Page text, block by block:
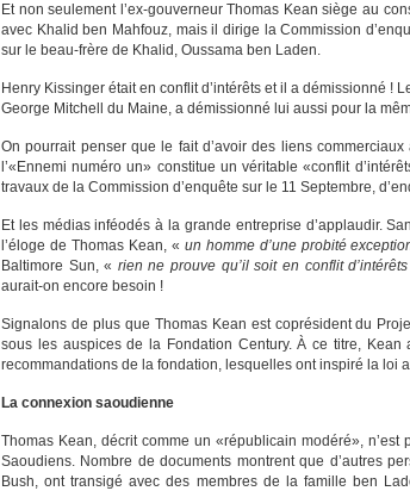
Et non seulement l’ex-gouverneur Thomas Kean siège au
avec Khalid ben Mahfouz, mais il dirige la Commission
sur le beau-frère de Khalid, Oussama ben Laden.
Henry Kissinger était en conflit d’intérêts et il a démissionné !
George Mitchell du Maine, a démissionné lui aussi pour la
On pourrait penser que le fait d’avoir des liens
l’«Ennemi numéro un» constitue un véritable «conflit
travaux de la Commission d’enquête sur le 11 Septembre,
Et les médias inféodés à la grande entreprise d’applaudir.
l’éloge de Thomas Kean, « un homme d’une probité
Baltimore Sun, « rien ne prouve qu’il soit en conflit d’intérêts
aurait-on encore besoin !
Signalons de plus que Thomas Kean est coprésident du
sous les auspices de la Fondation Century. À ce titre,
recommandations de la fondation, lesquelles ont inspiré la loi
La connexion saoudienne
Thomas Kean, décrit comme un «républicain modéré»,
Saoudiens. Nombre de documents montrent que d’autres
Bush, ont transigé avec des membres de la famille ben